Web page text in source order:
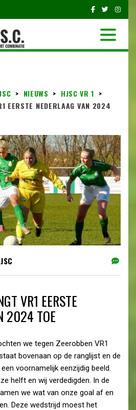
> NIEUWS > HJSC VR 1 >
EERSTE NEDERLAAG VAN 2024
VR1 EERSTE
2024 TOE
we tegen Zeerobben VR1
bovenaan op de ranglijst en de
voornamelijk eenzijdig beeld.
helft en wij verdedigden. In de
we wat van onze goal af en
Deze wedstrijd moest het